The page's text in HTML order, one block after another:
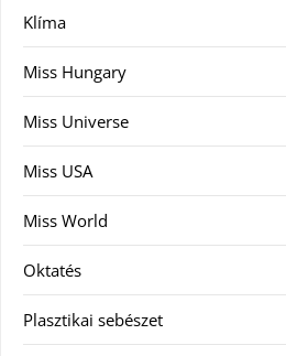
Klíma
Miss Hungary
Miss Universe
Miss USA
Miss World
Oktatés
Plasztikai sebészet